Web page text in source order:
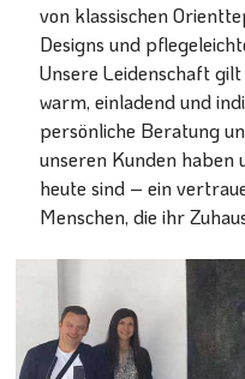
von klassischen
Designs und
Unsere Leidenschaft
warm, einladend und
persönliche Beratung
unseren Kunden haben
heute sind – ein
Menschen, die ihr